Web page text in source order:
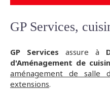
GP Services,
GP Services assure à
d'Aménagement de
aménagement de salle
extensions.